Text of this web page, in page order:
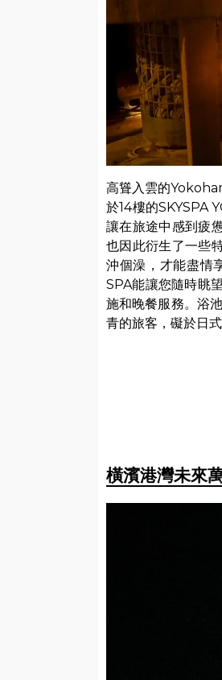
高聳入雲的
於14樓的SKYSPA
讓在旅途中感到疲
也因此衍生了一些
沖個澡，才能盡情
SPA能讓您隨時眺
施和晚餐服務。浴
青的旅客，礙於日
橫濱港灣未來